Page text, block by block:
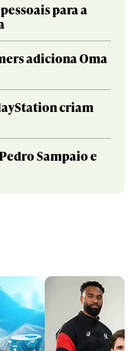
para a
adiciona Oma
criam
Sampaio e